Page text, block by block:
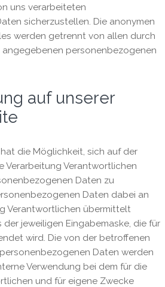
uns verarbeiteten
sicherzustellen. Die anonymen
werden getrennt von allen durch
angegebenen personenbezogenen
auf unserer
die Möglichkeit, sich auf der
Verarbeitung Verantwortlichen
Daten zu
Daten dabei an
Verantwortlichen übermittelt
jeweiligen Eingabemaske, die für
wird. Die von der betroffenen
Daten werden
Verwendung bei dem für die
und für eigene Zwecke